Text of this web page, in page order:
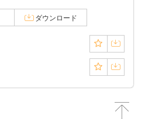
ダウンロード